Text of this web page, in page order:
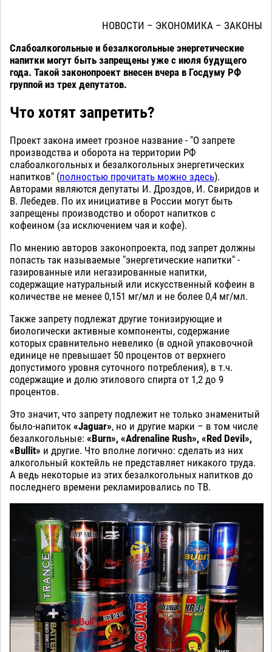
НОВОСТИ – ЭКОНОМИКА – ЗАКОНЫ
Слабоалкогольные и безалкогольные энергетические
напитки могут быть запрещены уже с июля будущего
года. Такой законопроект внесен вчера в Госдуму РФ
группой из трех депутатов.
Что хотят запретить?
Проект закона имеет грозное название - "О запрете
производства и оборота на территории РФ
слабоалкогольных и безалкогольных энергетических
напитков" (полностью прочитать можно здесь).
Авторами являются депутаты И. Дроздов, И. Свиридов и
В. Лебедев. По их инициативе в России могут быть
запрещены производство и оборот напитков с
кофеином (за исключением чая и кофе).
По мнению авторов законопроекта, под запрет должны
попасть так называемые "энергетические напитки" -
газированные или негазированные напитки,
содержащие натуральный или искусственный кофеин в
количестве не менее 0,151 мг/мл и не более 0,4 мг/мл.
Также запрету подлежат другие тонизирующие и
биологически активные компоненты, содержание
которых сравнительно невелико (в одной упаковочной
единице не превышает 50 процентов от верхнего
допустимого уровня суточного потребления), в т.ч.
содержащие и долю этилового спирта от 1,2 до 9
процентов.
Это значит, что запрету подлежит не только знаменитый
было-напиток «Jaguar», но и другие марки – в том числе
безалкогольные: «Burn», «Adrenaline Rush», «Red Devil»,
«Bullit» и другие. Что вполне логично: сделать из них
алкогольный коктейль не представляет никакого труда.
А ведь некоторые из этих безалкогольных напитков до
последнего времени рекламировались по ТВ.